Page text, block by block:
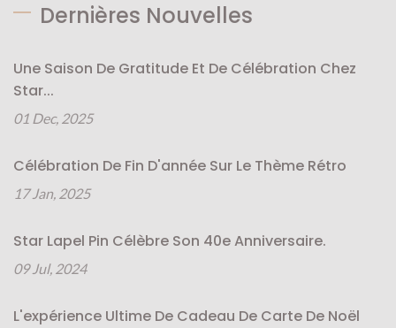
Dernières Nouvelles
Une Saison De Gratitude Et De Célébration Chez
Star...
01 Dec, 2025
Célébration De Fin D'année Sur Le Thème Rétro
17 Jan, 2025
Star Lapel Pin Célèbre Son 40e Anniversaire.
09 Jul, 2024
L'expérience Ultime De Cadeau De Carte De Noël